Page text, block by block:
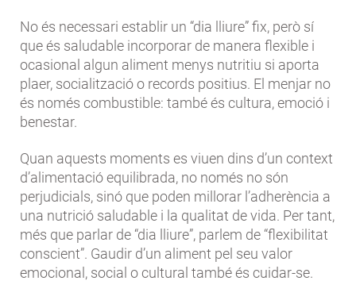
No és necessari establir un “dia lliure” fix, però sí
que és saludable incorporar de manera flexible i
ocasional algun aliment menys nutritiu si aporta
plaer, socialització o records positius. El menjar no
és només combustible: també és cultura, emoció i
benestar.
Quan aquests moments es viuen dins d’un context
d’alimentació equilibrada, no només no són
perjudicials, sinó que poden millorar l’adherència a
una nutrició saludable i la qualitat de vida. Per tant,
més que parlar de “dia lliure”, parlem de “flexibilitat
conscient”. Gaudir d’un aliment pel seu valor
emocional, social o cultural també és cuidar-se.